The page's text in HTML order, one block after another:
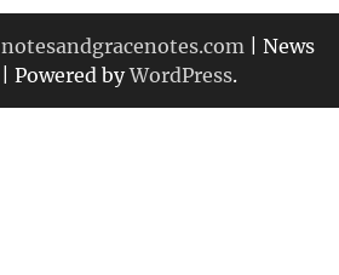
notesandgracenotes.com | News
| Powered byWordPress.